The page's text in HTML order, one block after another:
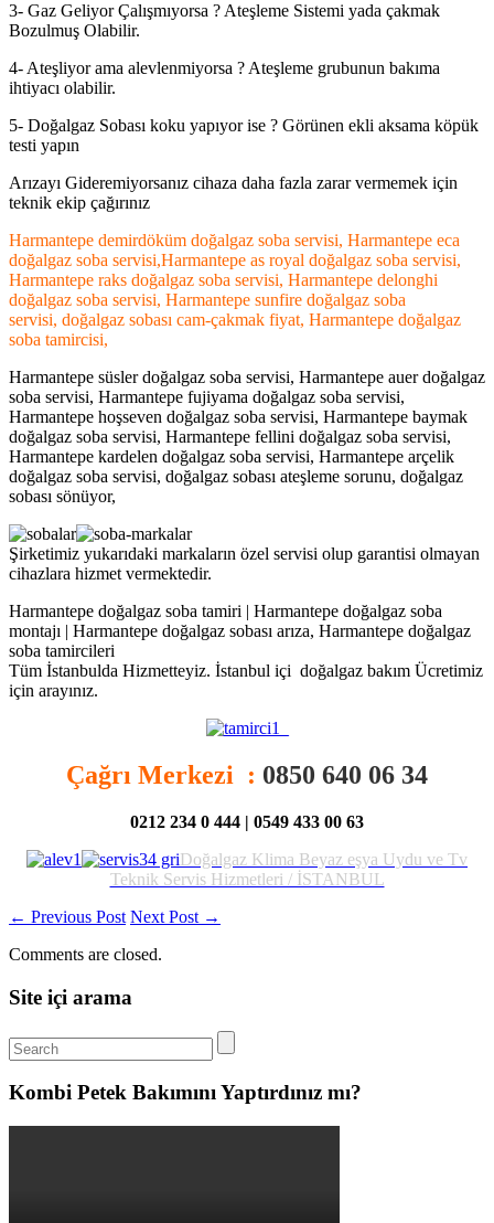
3- Gaz Geliyor Çalışmıyorsa ? Ateşleme Sistemi yada çakmak
Bozulmuş Olabilir.
4- Ateşliyor ama alevlenmiyorsa ? Ateşleme grubunun bakıma
ihtiyacı olabilir.
5- Doğalgaz Sobası koku yapıyor ise ? Görünen ekli aksama köpük
testi yapın
Arızayı Gideremiyorsanız cihaza daha fazla zarar vermemek için
teknik ekip çağırınız
Harmantepe demirdöküm doğalgaz soba servisi, Harmantepe eca
doğalgaz soba servisi,Harmantepe as royal doğalgaz soba servisi,
Harmantepe raks doğalgaz soba servisi, Harmantepe delonghi
doğalgaz soba servisi, Harmantepe sunfire doğalgaz soba
servisi, doğalgaz sobası cam-çakmak fiyat, Harmantepe doğalgaz
soba tamircisi,
Harmantepe süsler doğalgaz soba servisi, Harmantepe auer doğalgaz
soba servisi, Harmantepe fujiyama doğalgaz soba servisi,
Harmantepe hoşseven doğalgaz soba servisi, Harmantepe baymak
doğalgaz soba servisi, Harmantepe fellini doğalgaz soba servisi,
Harmantepe kardelen doğalgaz soba servisi, Harmantepe arçelik
doğalgaz soba servisi, doğalgaz sobası ateşleme sorunu, doğalgaz
sobası sönüyor,
Şirketimiz yukarıdaki markaların özel servisi olup garantisi olmayan
cihazlara hizmet vermektedir.
Harmantepe doğalgaz soba tamiri | Harmantepe doğalgaz soba
montajı | Harmantepe doğalgaz sobası arıza, Harmantepe doğalgaz
soba tamircileri
Tüm İstanbulda Hizmetteyiz. İstanbul içi doğalgaz bakım Ücretimiz
için arayınız.
Çağrı Merkezi : 0850 640 06 34
0212 234 0 444 | 0549 433 00 63
Doğalgaz Klima Beyaz eşya Uydu ve Tv
Teknik Servis Hizmetleri / İSTANBUL
← Previous Post Next Post →
Comments are closed.
Site içi arama
Kombi Petek Bakımını Yaptırdınız mı?